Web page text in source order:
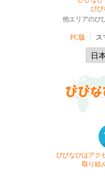
びび
他エリアのび
PC版 ス
びびなびはアク
取り組